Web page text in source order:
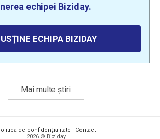
echipei Biziday.
ECHIPA BIZIDAY
Mai multe știri
de confidențialitate · Contact
2026 © Biziday